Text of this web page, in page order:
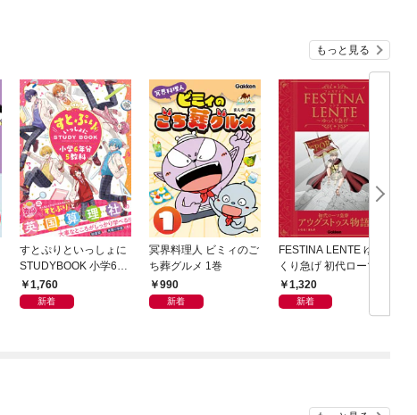
もっと見る
すとぷりといっしょに
STUDYBOOK 小学6年
分5教科
1,760
新着
冥界料理人 ビミィのご
ち葬グルメ 1巻
990
新着
FESTINA LENTE ゆっ
くり急げ 初代ローマ皇
帝アウグストゥス物語
1,320
新着